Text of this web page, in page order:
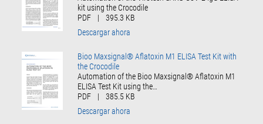
kit using the Crocodile
PDF
|
395.3 KB
Descargar ahora
Bioo Maxsignal® Aflatoxin M1 ELISA Test Kit with
the Crocodile
Automation of the Bioo Maxsignal® Aflatoxin M1
ELISA Test Kit using the…
PDF
|
385.5 KB
Descargar ahora